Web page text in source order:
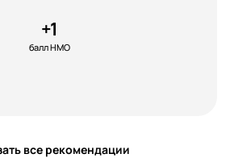
+1
балл НМО
все рекомендации